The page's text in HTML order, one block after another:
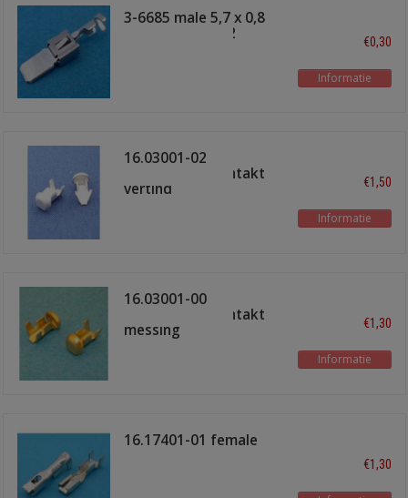
3-6685 male 5,7 x 0,8
mm, 0.5-1.0mm2
€0,30
Informatie
16.03001-02
glaszekeringkontakt
vertind
€1,50
Informatie
16.03001-00
glaszekeringkontakt
messing
€1,30
Informatie
16.17401-01 female
€1,30